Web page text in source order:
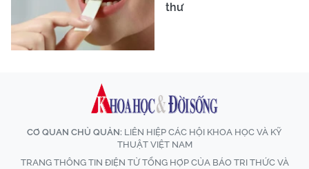
thư
CƠ QUAN CHỦ QUẢN: LIÊN HIỆP CÁC HỘI KHOA HỌC VÀ KỸ
THUẬT VIỆT NAM
TRANG THÔNG TIN ĐIỆN TỬ TỔNG HỢP CỦA BÁO TRI THỨC VÀ